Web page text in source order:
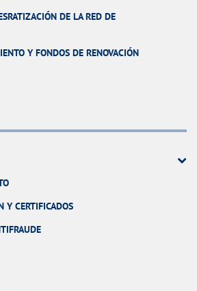
DE LA RED DE
Y FONDOS DE RENOVACIÓN
Y CERTIFICADOS